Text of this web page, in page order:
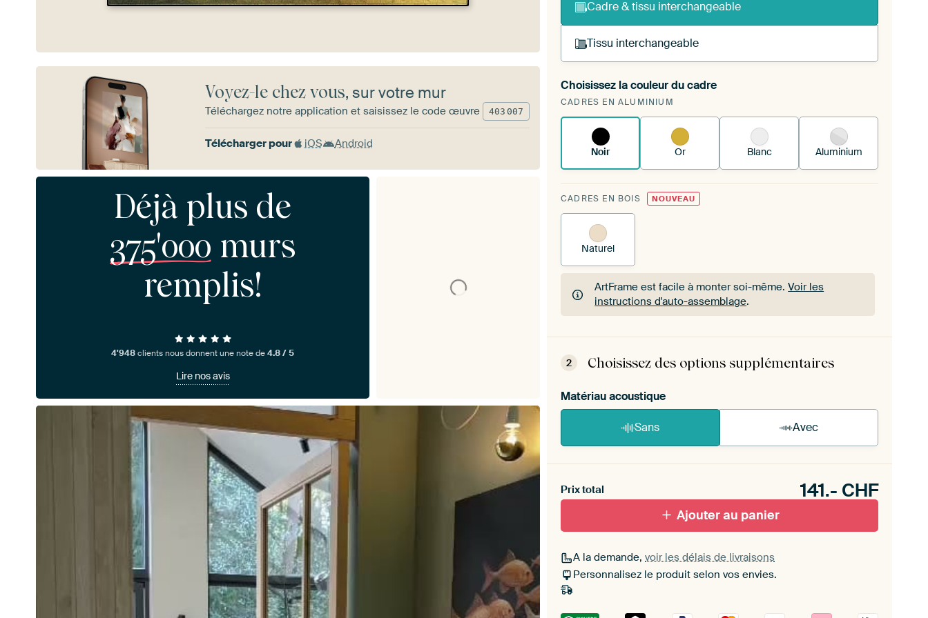
Cadre & tissu interchangeable
Tissu interchangeable
Vous tendez une nouvelle impression dans votre cadre
d'art existantVoici comment cela fonctionne.
Choisissez la couleur du cadre
CADRES EN ALUMINIUM
Noir Or Blanc Aluminium
CADRES EN BOIS NOUVEAU
Naturel
ArtFrame est facile à monter soi-même.Voir les
instructions d'auto-assemblage.
ArtFrame est facile à monter soi-même.Voir les
2 Choisissez des options supplémentaires
Matériau acoustique
Sans Avec
toe aan je ArtFrame set.
Prix total 141.- CHF
Ajouter au panier
A la demande, voir les délais de livraisons
Personnalisez le produit selon vos envies.
Voyez-le chez vous, sur votre mur
Téléchargez notre application et saisissez le code œuvre 403 007
Télécharger pour iOS Android
Déjà plus de
375'000 murs
remplis!
4'948clients nous donnent une note de4.8 / 5
Lire nos avis